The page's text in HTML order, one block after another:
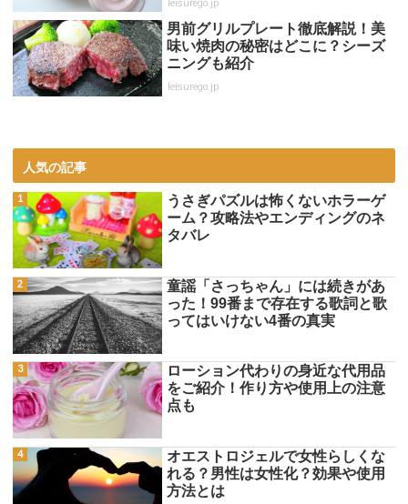
leisurego.jp
男前グリルプレート徹底解説！美
味い焼肉の秘密はどこに？シーズ
ニングも紹介
leisurego.jp
人気の記事
うさぎパズルは怖くないホラーゲ
ーム？攻略法やエンディングのネ
タバレ
童謡「さっちゃん」には続きがあ
った！99番まで存在する歌詞と歌
ってはいけない4番の真実
ローション代わりの身近な代用品
をご紹介！作り方や使用上の注意
点も
オエストロジェルで女性らしくな
れる？男性は女性化？効果や使用
方法とは